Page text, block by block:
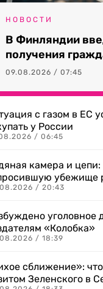
НОВОСТИ
В Финляндии
получения
09.08.2026 / 07:45
с газом в ЕС
у России
/ 06:45
камера и
убежище
/ 20:43
уголовное
«Колобка»
/ 18:39
сближение»:
Зеленского в